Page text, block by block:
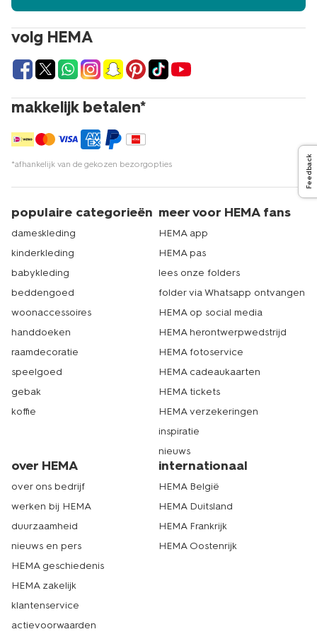
Feedback
klassieke vitrage op maat, bij HEMA vind je altijd de
frisse en eigentijdse uitstraling met deze elegante
volg HEMA
makkelijk betalen*
*afhankelijk van de gekozen bezorgopties
populaire categorieën
dameskleding
kinderkleding
babykleding
beddengoed
woonaccessoires
handdoeken
raamdecoratie
speelgoed
gebak
koffie
meer voor HEMA fans
HEMA app
HEMA pas
lees onze folders
folder via Whatsapp ontvangen
HEMA op social media
HEMA herontwerpwedstrijd
HEMA fotoservice
HEMA cadeaukaarten
HEMA tickets
HEMA verzekeringen
inspiratie
nieuws
over HEMA
over ons bedrijf
werken bij HEMA
duurzaamheid
nieuws en pers
HEMA geschiedenis
HEMA zakelijk
klantenservice
actievoorwaarden
internationaal
HEMA België
HEMA Duitsland
HEMA Frankrijk
HEMA Oostenrijk